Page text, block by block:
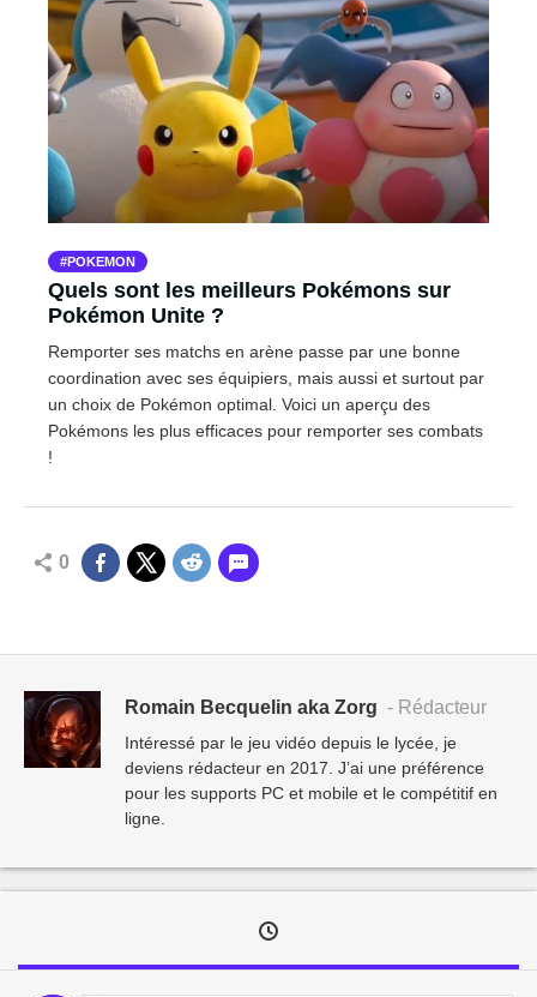
POKEMON
Quels sont les meilleurs Pokémons sur
Pokémon Unite ?
Remporter ses matchs en arène passe par une bonne
coordination avec ses équipiers, mais aussi et surtout par
un choix de Pokémon optimal. Voici un aperçu des
Pokémons les plus efficaces pour remporter ses combats
!
0
Romain Becquelin aka Zorg - Rédacteur
Intéressé par le jeu vidéo depuis le lycée, je
deviens rédacteur en 2017. J’ai une préférence
pour les supports PC et mobile et le compétitif en
ligne.